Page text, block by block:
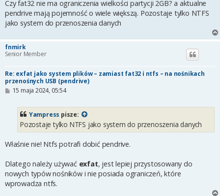
s
Czy fat32 nie ma ograniczenia wielkości partycji 2GB? a aktualne
pendrive mają pojemność o wiele większą. Pozostaje tylko NTFS
jako system do przenoszenia danych
fnmirk
Senior Member
Re: exfat jako system plików – zamiast fat32 i ntfs – na nośnikach
przenośnych USB (pendrive)
P15 maja 2024, 05:54
Yampress pisze:
Pozostaje tylko NTFS jako system do przenoszenia danych
Właśnie nie! Ntfs potrafi dobić pendrive.
Dlatego należy używać exfat, jest lepiej przystosowany do
nowych typów nośników i nie posiada ograniczeń, które
wprowadza ntfs.